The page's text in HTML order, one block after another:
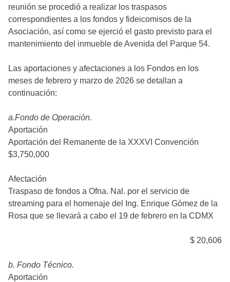
reunión se procedió a realizar los traspasos
correspondientes a los fondos y fideicomisos de la
Asociación, así como se ejerció el gasto previsto para el
mantenimiento del inmueble de Avenida del Parque 54.
Las aportaciones y afectaciones a los Fondos en los
meses de febrero y marzo de 2026 se detallan a
continuación:
a.Fondo de Operación.
Aportación
Aportación del Remanente de la XXXVI Convención
$3,750,000
Afectación
Traspaso de fondos a Ofna. Nal. por el servicio de
streaming para el homenaje del Ing. Enrique Gómez de la
Rosa que se llevará a cabo el 19 de febrero en la CDMX
$ 20,606
b. Fondo Técnico.
Aportación